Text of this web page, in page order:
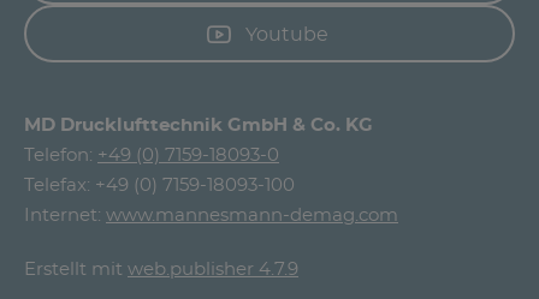
Youtube
MD Drucklufttechnik GmbH & Co. KG
Telefon: +49 (0) 7159-18093-0
Telefax: +49 (0) 7159-18093-100
Internet: www.mannesmann-demag.com
Erstellt mit web.publisher 4.7.9